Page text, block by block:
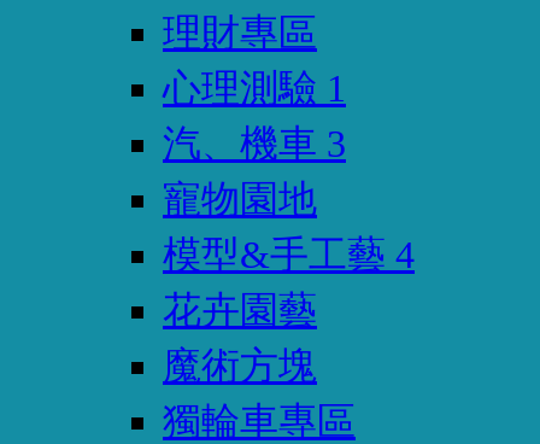
理財專區
心理測驗 1
汽、機車 3
寵物園地
模型&手工藝 4
花卉園藝
魔術方塊
獨輪車專區